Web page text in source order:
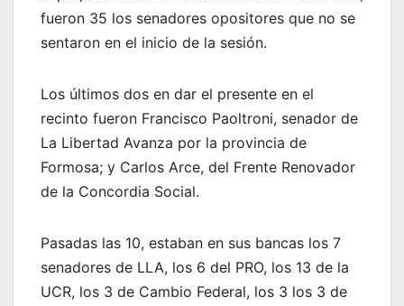
fueron 35 los senadores opositores que no se
sentaron en el inicio de la sesión.
Los últimos dos en dar el presente en el
recinto fueron Francisco Paoltroni, senador de
La Libertad Avanza por la provincia de
Formosa; y Carlos Arce, del Frente Renovador
de la Concordia Social.
Pasadas las 10, estaban en sus bancas los 7
senadores de LLA, los 6 del PRO, los 13 de la
UCR, los 3 de Cambio Federal, los 3 los 3 de